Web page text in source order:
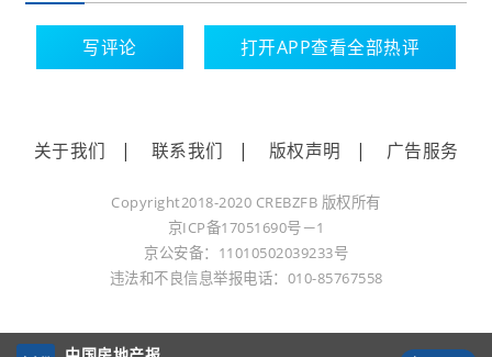
察往知来”“以史为鉴，开创未来”，这是一种大历
史观，也是中华文明的特点之一。现在，有一种
担心，关税问题会不会影响范围更大。
时刻告诉我们：持续用力推动房地产市场企稳回
债券支持土地收储、全面加速房地产融资“白名单”
落地、加强和改进财政宏观调控推动城市更新、
老旧小区改造这些重大工作，还要一鼓作气、乘
税，我们2025年的GDP增速可能被削掉0.3%到
写评论 打开APP查看全部热评
关于我们 | 联系我们 | 版权声明 | 广告服务
Copyright2018-2020 CREBZFB 版权所有
京ICP备17051690号－1
京公安备：11010502039233号
违法和不良信息举报电话：010-85767558